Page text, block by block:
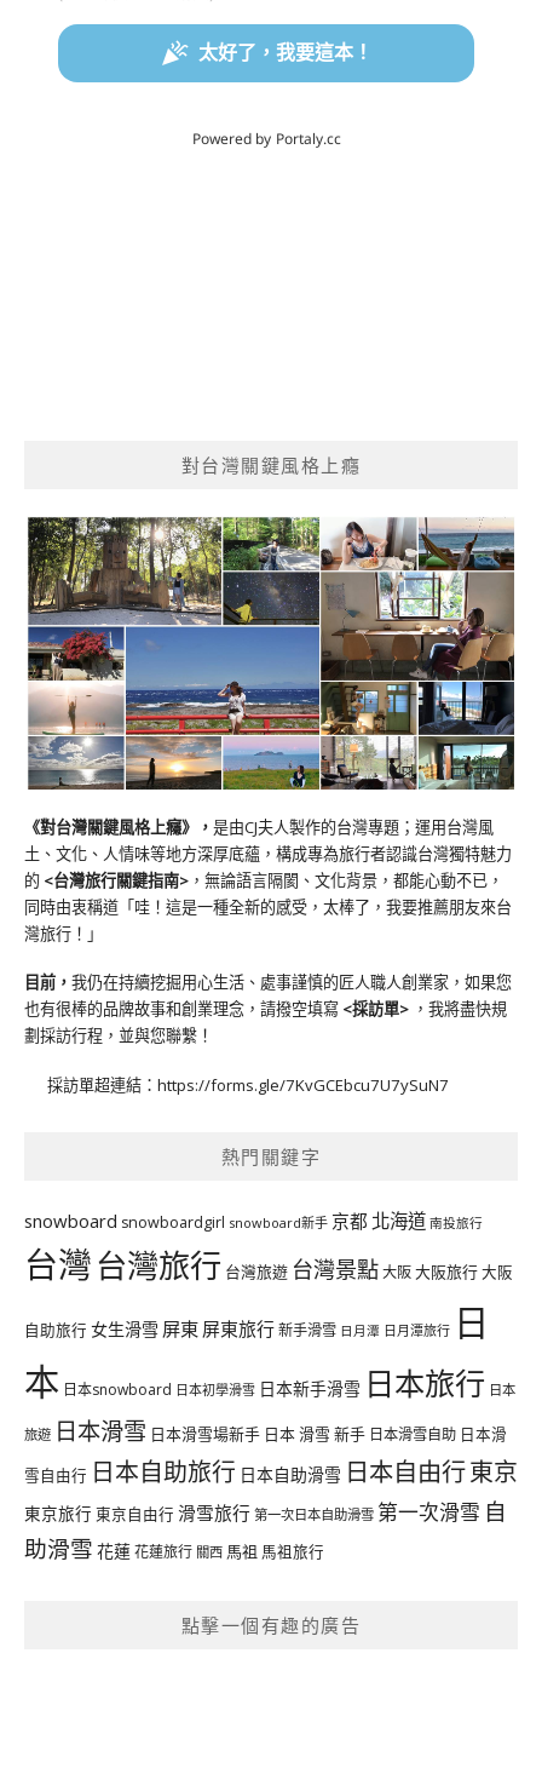
對台灣關鍵風格上癮
《對台灣關鍵風格上癮》 ， 是由CJ夫人製作的台灣專題；運用台灣風
土、文化、人情味等地方深厚底蘊，構成專為旅行者認識台灣獨特魅力
的 <台灣旅行關鍵指南> ，無論語言隔閡、文化背景，都能心動不已，
同時由衷稱道「哇！這是一種全新的感受，太棒了，我要推薦朋友來台
灣旅行！」
目前， 我仍在持續挖掘用心生活、處事謹慎的匠人職人創業家，如果您
也有很棒的品牌故事和創業理念，請撥空填寫 <採訪單> ，我將盡快規
劃採訪行程，並與您聯繫！
採訪單超連結： https://forms.gle/7KvGCEbcu7U7ySuN7
熱門關鍵字
snowboard snowboardgirl snowboard新手 京都 北海道 南投旅行
台灣台灣旅行 台灣旅遊 台灣景點大阪大阪旅行大阪
自助旅行 女生滑雪 屏東 屏東旅行新手滑雪 日月潭 日月潭旅行 日
本 日本snowboard 日本初學滑雪 日本新手滑雪 日本旅行 日本
旅遊 日本滑雪 日本滑雪場新手 日本 滑雪 新手 日本滑雪自助 日本滑
雪自由行 日本自助旅行 日本自助滑雪 日本自由行東京
東京旅行 東京自由行 滑雪旅行 第一次日本自助滑雪 第一次滑雪 自
助滑雪 花蓮花蓮旅行 關西 馬祖 馬祖旅行
點擊一個有趣的廣告